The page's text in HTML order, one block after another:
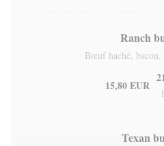
Ranch
Bœuf haché,
15,80 EUR
Texan